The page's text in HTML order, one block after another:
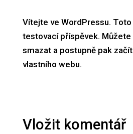
Vítejte ve WordPressu. Toto
testovací příspěvek. Můžete
smazat a postupně pak
vlastního webu.
Vložit komentář